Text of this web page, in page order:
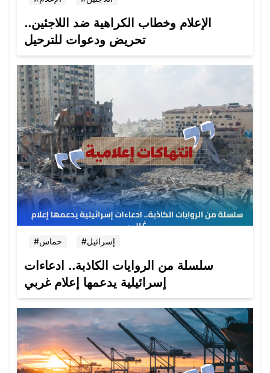
الإعلام وخطاب الكراهية ضد اللاجئين..
تحريض ودعوات للترحيل
#حماس #إسرائيل
سلسلة من الروايات الكاذبة.. ادعاءات
إسرائيلية يدعمها إعلام غربي